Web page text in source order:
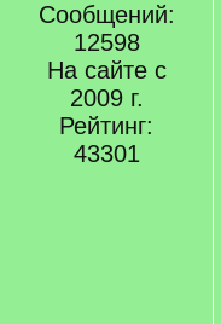
Сообщений:
12598
На сайте с
2009 г.
Рейтинг:
43301